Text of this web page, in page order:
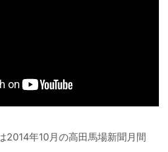
2014年10月の高田馬場新聞月間